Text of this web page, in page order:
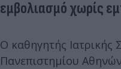
εμβολιασμό χωρίς
Ο καθηγητής Ιατρικής
Πανεπιστημίου